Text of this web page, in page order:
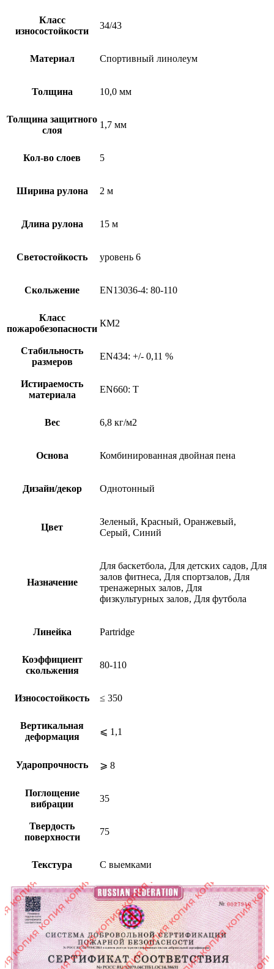
Класс
износостойкости
34/43
Материал Спортивный линолеум
Толщина 10,0 мм
Толщина защитного
слоя
1,7 мм
Кол-во слоев 5
Ширина рулона 2 м
Длина рулона 15 м
Светостойкость уровень 6
Скольжение EN13036-4: 80-110
Класс
пожаробезопасности
КМ2
Стабильность
размеров
EN434: +/- 0,11 %
Истираемость
материала
EN660: T
Вес 6,8 кг/м2
Основа Комбинированная двойная пена
Дизайн/декор Однотонный
Цвет
Зеленый, Красный, Оранжевый,
Серый, Синий
Назначение
Для баскетбола, Для детских садов, Для
залов фитнеса, Для спортзалов, Для
тренажерных залов, Для
физкультурных залов, Для футбола
Линейка Partridge
Коэффициент
скольжения
80-110
Износостойкость ≤ 350
Вертикальная
деформация
⩽ 1,1
Ударопрочность ⩾ 8
Поглощение
вибрации
35
Твердость
поверхности
75
Текстура С выемками